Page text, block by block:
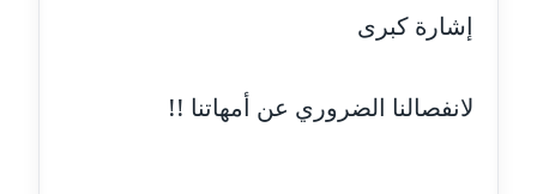
مدونة اسراء كمال
عاملة
مدونة اسلام أبو علم
إشارة كبرى
لانفصالنا الضروري عن أمهاتنا !!